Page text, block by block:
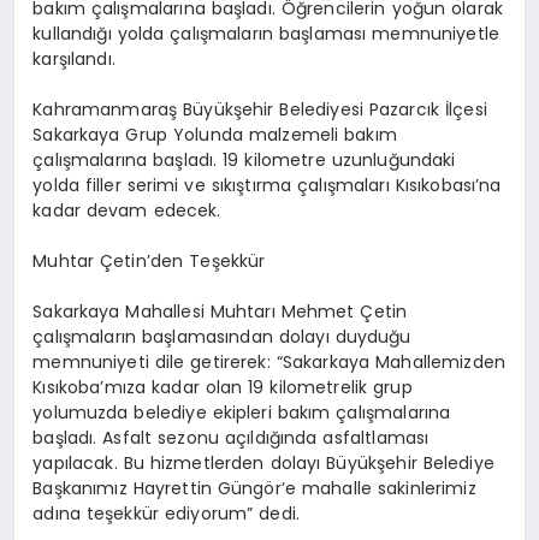
bakım çalışmalarına başladı. Öğrencilerin yoğun olarak
kullandığı yolda çalışmaların başlaması memnuniyetle
karşılandı.
Kahramanmaraş Büyükşehir Belediyesi Pazarcık İlçesi
Sakarkaya Grup Yolunda malzemeli bakım
çalışmalarına başladı. 19 kilometre uzunluğundaki
yolda filler serimi ve sıkıştırma çalışmaları Kısıkobası’na
kadar devam edecek.
Muhtar Çetin’den Teşekkür
Sakarkaya Mahallesi Muhtarı Mehmet Çetin
çalışmaların başlamasından dolayı duyduğu
memnuniyeti dile getirerek: “Sakarkaya Mahallemizden
Kısıkoba’mıza kadar olan 19 kilometrelik grup
yolumuzda belediye ekipleri bakım çalışmalarına
başladı. Asfalt sezonu açıldığında asfaltlaması
yapılacak. Bu hizmetlerden dolayı Büyükşehir Belediye
Başkanımız Hayrettin Güngör’e mahalle sakinlerimiz
adına teşekkür ediyorum” dedi.